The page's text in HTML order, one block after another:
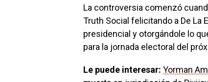
La controversia comenzó
Truth Social felicitando a De La
presidencial y otorgándole lo
para la jornada electoral del
Le puede interesar: Yorman